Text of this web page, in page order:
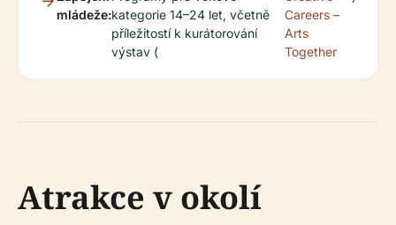
mládeže:kategorie 14–24 let, včetně
příležitostí k kurátorování
výstav (
Careers –
Arts
Together
Atrakce v okolí